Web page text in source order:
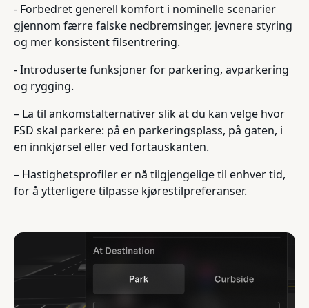
- Forbedret generell komfort i nominelle scenarier
gjennom færre falske nedbremsinger, jevnere styring
og mer konsistent filsentrering.
- Introduserte funksjoner for parkering, avparkering
og rygging.
– La til ankomstalternativer slik at du kan velge hvor
FSD skal parkere: på en parkeringsplass, på gaten, i
en innkjørsel eller ved fortauskanten.
– Hastighetsprofiler er nå tilgjengelige til enhver tid,
for å ytterligere tilpasse kjørestilpreferanser.